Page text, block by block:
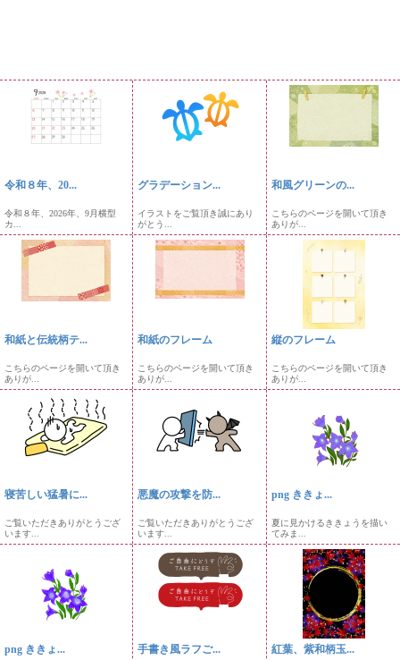
令和８年、20...
令和８年、2026年、9月横型
カ...
グラデーション...
イラストをご覧頂き誠にあり
がとう...
和風グリーンの...
こちらのページを開いて頂き
ありが...
和紙と伝統柄テ...
こちらのページを開いて頂き
ありが...
和紙のフレーム
こちらのページを開いて頂き
ありが...
縦のフレーム
こちらのページを開いて頂き
ありが...
寝苦しい猛暑に...
ご覧いただきありがとうござ
います...
悪魔の攻撃を防...
ご覧いただきありがとうござ
います...
png ききょ...
夏に見かけるききょうを描い
てみま...
png ききょ... 手書き風ラフご... 紅葉、紫和柄玉...